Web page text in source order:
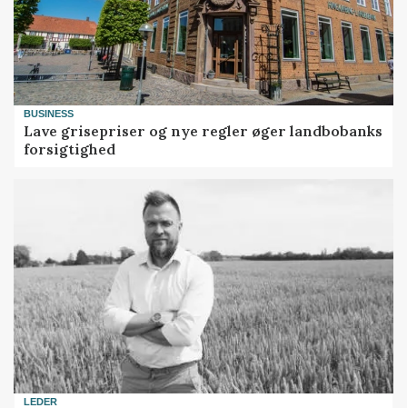
BUSINESS
Lave grisepriser og nye regler øger landbobanks
forsigtighed
LEDER